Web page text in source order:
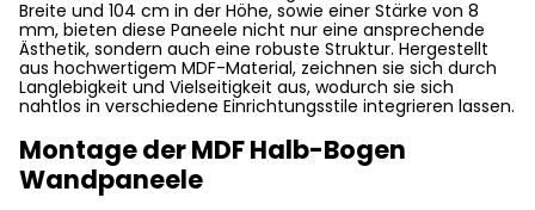
Breite und 104 cm in der Höhe, sowie einer Stärke von 8
mm, bieten diese Paneele nicht nur eine ansprechende
Ästhetik, sondern auch eine robuste Struktur. Hergestellt
aus hochwertigem MDF-Material, zeichnen sie sich durch
Langlebigkeit und Vielseitigkeit aus, wodurch sie sich
nahtlos in verschiedene Einrichtungsstile integrieren lassen.
Montage der MDF Halb-Bogen
Wandpaneele